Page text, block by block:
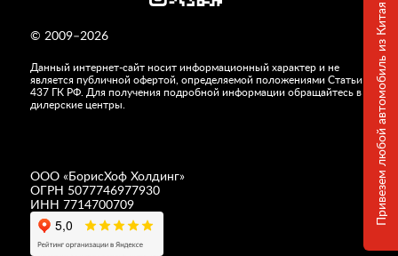
Привезем любой автомобиль из Китая
© 2009–2026
Данный интернет-сайт носит информационный характер и не
является публичной офертой, определяемой положениями Статьи
437 ГК РФ. Для получения подробной информации обращайтесь в
дилерские центры.
ООО «БорисХоф Холдинг»
ОГРН 5077746977930
ИНН 7714700709